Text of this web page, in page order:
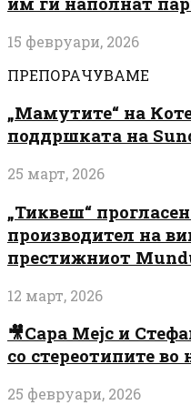
15 февруари, 2026
ПРЕПОРАЧУВАМЕ
„Мамутите“ на
поддршката на
25 март, 2026
„Тиквеш“
производител на
престижниот
12 март, 2026
🎥Сара Мејс и
со стереотипите во
25 февруари, 2026